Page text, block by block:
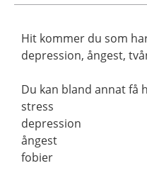
Hit kommer du som
depression, ångest,
Du kan bland annat få
stress
depression
ångest
fobier